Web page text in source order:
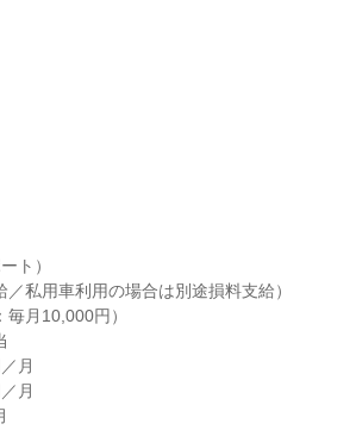
ト）
／私用車利用の場合は別途損料支給）
毎月10,000円）